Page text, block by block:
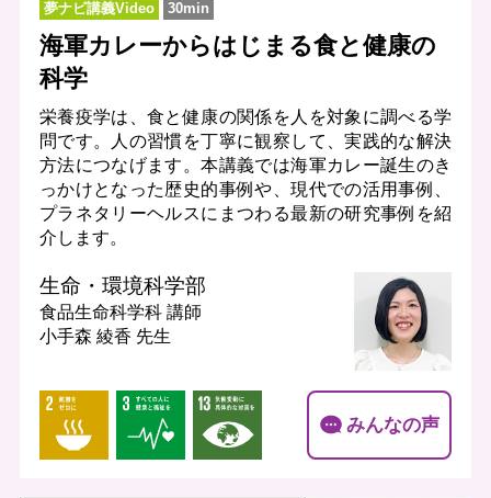
夢ナビ講義Video 30min
海軍カレーからはじまる食と健康の
科学
栄養疫学は、食と健康の関係を人を対象に調べる学
問です。人の習慣を丁寧に観察して、実践的な解決
方法につなげます。本講義では海軍カレー誕生のき
っかけとなった歴史的事例や、現代での活用事例、
プラネタリーヘルスにまつわる最新の研究事例を紹
介します。
生命・環境科学部
食品生命科学科 講師
小手森 綾香 先生
みんなの声